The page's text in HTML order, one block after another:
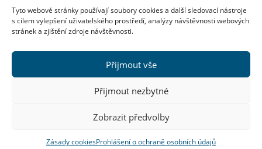
Tyto webové stránky používají soubory cookies a další sledovací nástroje
s cílem vylepšení uživatelského prostředí, analýzy návštěvnosti webových
stránek a zjištění zdroje návštěvnosti.
Přijmout vše
Přijmout nezbytné
Zobrazit předvolby
Zásady cookiesProhlášení o ochraně osobních údajů
nám. Jana Palacha 1/2
116 38 Praha 1
DIČ: CZ00216208
Další kontakty